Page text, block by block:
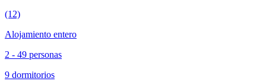
(12)
Alojamiento entero
2 - 49 personas
9 dormitorios